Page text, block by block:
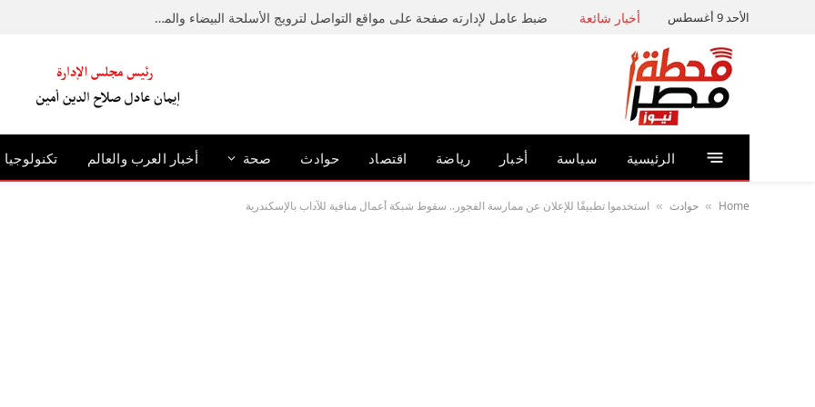
الأحد 9 أغسطس أخبار شائعة ضبط عامل لإدارته صفحة على مواقع التواصل لترويج الأسلحة البيضاء والمخدرات
الرئيسية سياسة أخبار رياضة اقتصاد حوادث صحة أخبار العرب والعالم تكنولوجيا
Home
» حوادث » استخدموا تطبيقًا للإعلان عن ممارسة الفجور.. سقوط شبكة أعمال منافية للآداب بالإسكندرية